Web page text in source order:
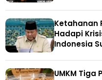
Ketahanan
Hadapi
Indonesia
UMKM Tiga